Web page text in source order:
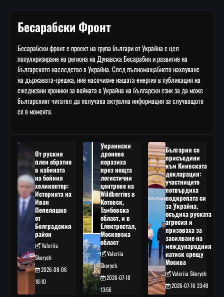
Бесарабски Фронт
Бесарабски фронт е проект на група българи от Украйна с цел
популяризиране на региона на Дунавска Бесарабия и развитие на
българското наследство в Украйна. След пълномащабното нахлуване
на държавата-грешка, ние насочихме нашата енергия в публикация на
ежедневни хроники за войната в Украйна на български език за да може
българският читател да получава актуална информация за случващото
се в момента.
От руския
плен обратно
в кабината
на бойния
хеликоптер:
Историята на
Иван
Пепеляшко
от
Болградския
район
Valeriia
Skorych
2026-08-06
18:10
Украински
дронове
поразиха
през нощта
логистични
центрове на
Wildberries в
Котовск,
Тамбовска
област, и в
Електростал,
Московска
област
Valeriia
Skorych
2026-07-18
13:56
България се
присъедини
към Киивската
декларация:
участниците
потвърдиха
подкрепата си
за Украйна,
осъдиха руската
агресия и
призоваха за
засилване на
международния
натиск срещу
Москва
Valeriia Skorych
2026-07-16 23:49